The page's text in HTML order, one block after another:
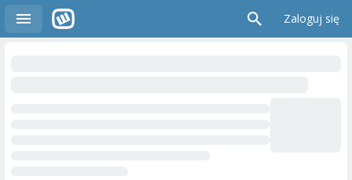
Zaloguj się